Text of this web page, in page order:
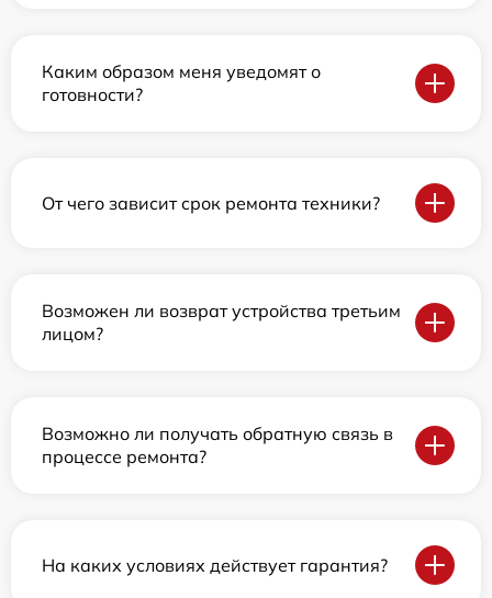
Каким образом меня уведомят о
готовности?
От чего зависит срок ремонта техники?
Возможен ли возврат устройства третьим
лицом?
Возможно ли получать обратную связь в
процессе ремонта?
На каких условиях действует гарантия?